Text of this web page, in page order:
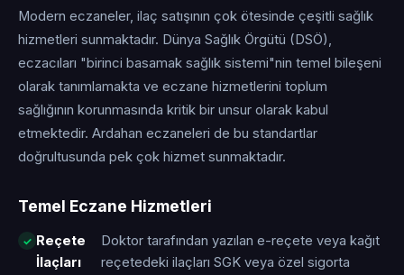
Modern eczaneler, ilaç satışının çok ötesinde çeşitli sağlık
hizmetleri sunmaktadır. Dünya Sağlık Örgütü (DSÖ),
eczacıları "birinci basamak sağlık sistemi"nin temel bileşeni
olarak tanımlamakta ve eczane hizmetlerini toplum
sağlığının korunmasında kritik bir unsur olarak kabul
etmektedir. Ardahan eczaneleri de bu standartlar
doğrultusunda pek çok hizmet sunmaktadır.
Temel Eczane Hizmetleri
Reçete
İlaçları
Doktor tarafından yazılan e-reçete veya kağıt
reçetedeki ilaçları SGK veya özel sigorta